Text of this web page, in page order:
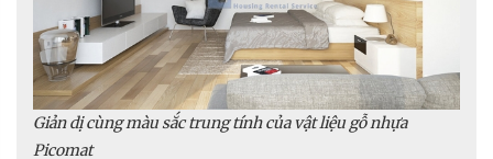
Giản dị cùng màu sắc trung tính của vật liệu gỗ nhựa
Picomat